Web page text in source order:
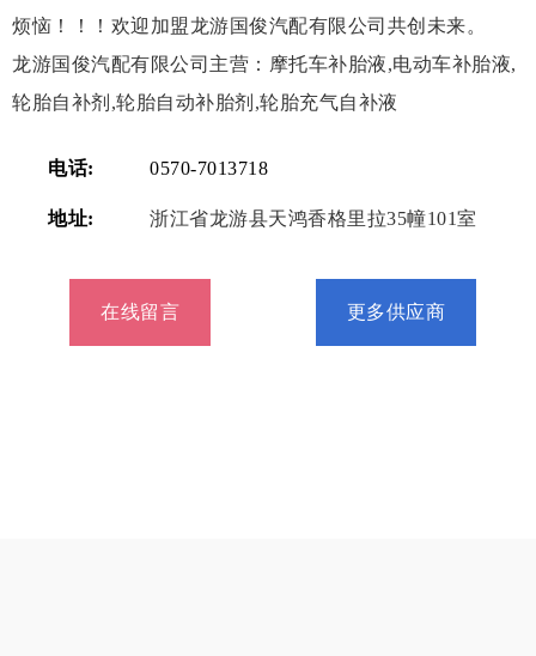
烦恼！！！欢迎加盟龙游国俊汽配有限公司共创未来。
龙游国俊汽配有限公司主营：摩托车补胎液,电动车补胎液,
轮胎自补剂,轮胎自动补胎剂,轮胎充气自补液
电话: 0570-7013718
地址: 浙江省龙游县天鸿香格里拉35幢101室
在线留言 更多供应商